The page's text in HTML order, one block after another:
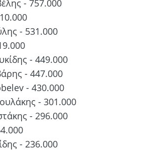
- 757.000
- 531.000
- 449.000
- 447.000
- 430.000
- 301.000
- 296.000
- 236.000